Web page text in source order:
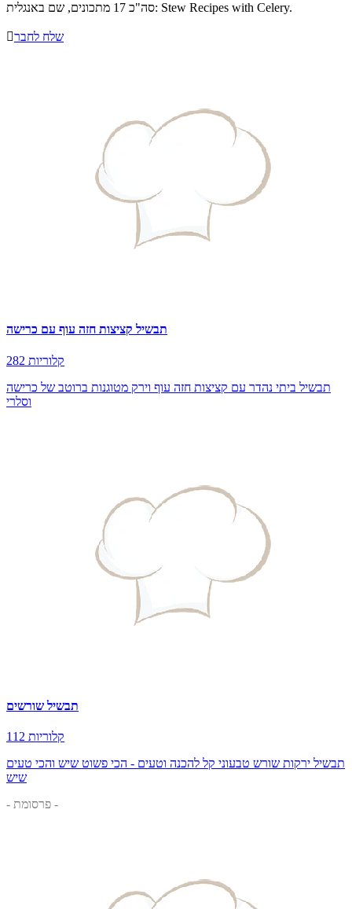
סה"כ 17 מתכונים, שם באנגלית: Stew Recipes with Celery.
שלח לחבר
תבשיל קציצות חזה עוף עם כרישה
282 קלוריות
תבשיל ביתי נהדר עם קציצות חזה עוף וירק מטוגנות ברוטב של כרישה
וסלרי
תבשיל שורשים
112 קלוריות
תבשיל ירקות שורש טבעוני קל להכנה וטעים - הכי פשוט שיש והכי טעים
שיש
- פרסומת -